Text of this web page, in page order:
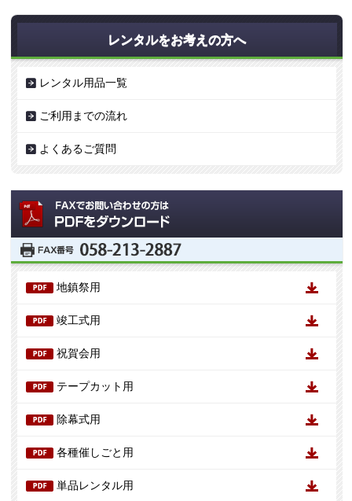
レンタルをお考えの方へ
レンタル用品一覧
ご利用までの流れ
よくあるご質問
地鎮祭用
竣工式用
祝賀会用
テープカット用
除幕式用
各種催しごと用
単品レンタル用